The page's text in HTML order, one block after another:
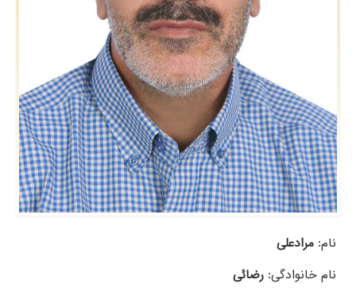
نام: مرادعلی
نام خانوادگی: رضائی